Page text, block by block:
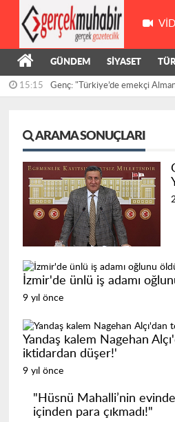
GÜNDEM SİYASET
15:15 Genç: "Türkiye’de emekçi
ARAMA SONUÇLARI
İzmir'de ünlü iş adamı
9 yıl önce
Yandaş kalem Nagehan
iktidardan düşer!'
9 yıl önce
"Hüsnü Mahalli’nin
içinden para çıkmadı!"